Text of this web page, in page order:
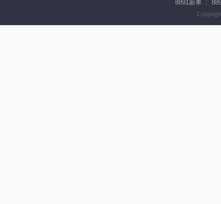
8891新車